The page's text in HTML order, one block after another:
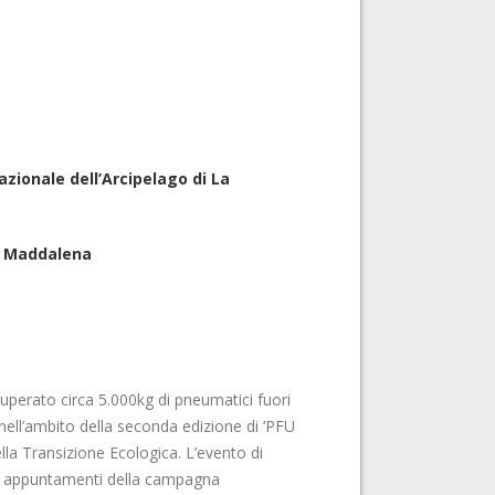
dell’Arcipelago di La
circa 5.000kg di pneumatici fuori
della seconda edizione di ‘PFU
Transizione Ecologica. L’evento di
della campagna